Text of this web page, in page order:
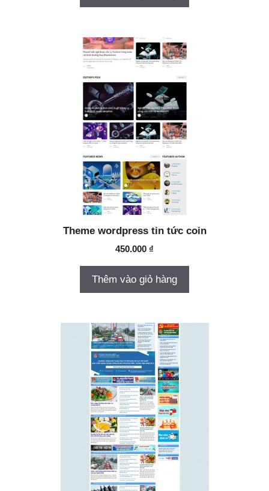
Theme wordpress tin tức coin
450.000 ₫
Thêm vào giỏ hàng